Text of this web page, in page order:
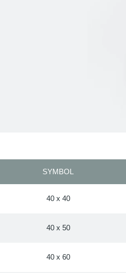
SYMBOL
40 x 40
40 x 50
40 x 60